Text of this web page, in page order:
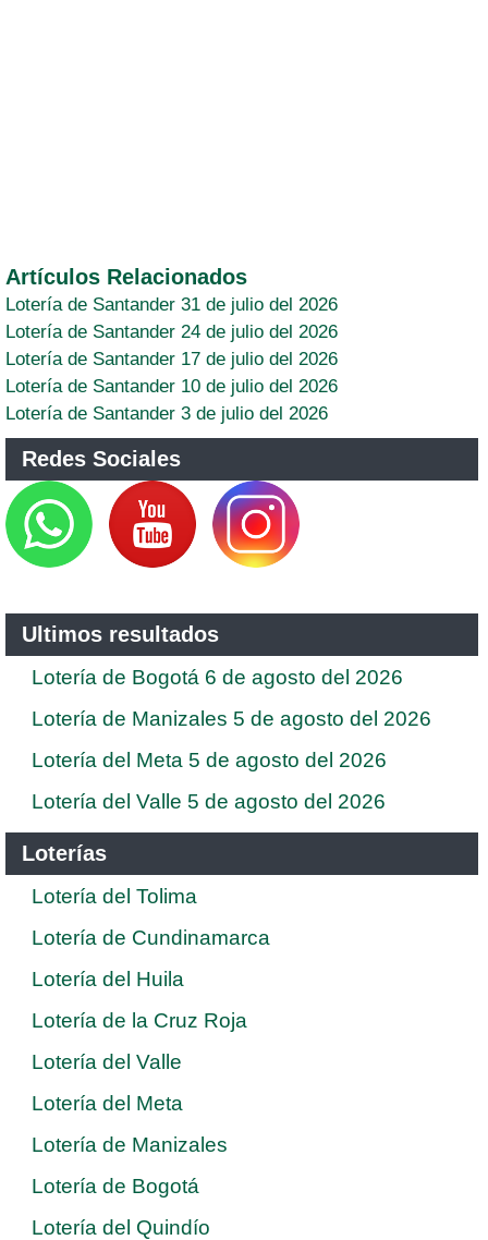
Artículos Relacionados
Lotería de Santander 31 de julio del 2026
Lotería de Santander 24 de julio del 2026
Lotería de Santander 17 de julio del 2026
Lotería de Santander 10 de julio del 2026
Lotería de Santander 3 de julio del 2026
Redes Sociales
Ultimos resultados
Lotería de Bogotá 6 de agosto del 2026
Lotería de Manizales 5 de agosto del 2026
Lotería del Meta 5 de agosto del 2026
Lotería del Valle 5 de agosto del 2026
Loterías
Lotería del Tolima
Lotería de Cundinamarca
Lotería del Huila
Lotería de la Cruz Roja
Lotería del Valle
Lotería del Meta
Lotería de Manizales
Lotería de Bogotá
Lotería del Quindío